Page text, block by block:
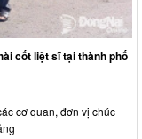
cốt liệt sĩ tại thành phố
cơ quan, đơn vị chúc